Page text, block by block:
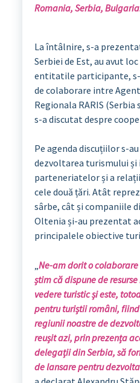
Romania, Serbia,
La întâlnire, s-a
Serbiei de Est, au avut
entitatile participante,
de colaborare intre
Regionala RARIS (Serbia
s-a discutat despre
Pe agenda discuțiilor s-
dezvoltarea turismului și
parteneriatelor și a
cele două țări. Atât
sârbe, cât și companiile
Oltenia și-au prezentat
principalele obiective
Ne-am dorit o
știm că dispune de
vedere turistic și este,
pentru turiștii români,
regiunii noastre de
reușit azi, prin prezența
delegații din Serbia, să
de lansare pentru